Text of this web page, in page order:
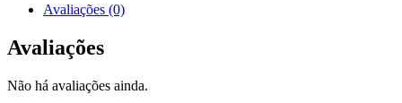
Avaliações (0)
Avaliações
Não há avaliações ainda.